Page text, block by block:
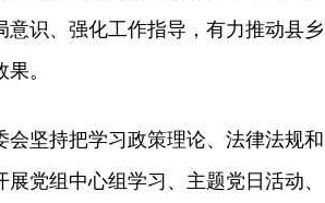
识、强化工作指导，有力推动县乡
。
坚持把学习政策理论、法律法规和
党组中心组学习、主题党日活动、